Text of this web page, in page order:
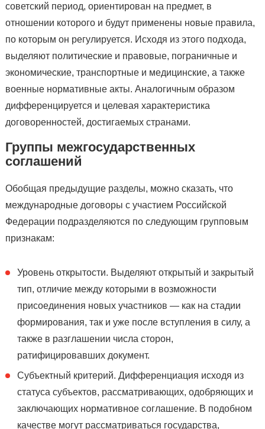
советский период, ориентирован на предмет, в
отношении которого и будут применены новые правила,
по которым он регулируется. Исходя из этого подхода,
выделяют политические и правовые, пограничные и
экономические, транспортные и медицинские, а также
военные нормативные акты. Аналогичным образом
дифференцируется и целевая характеристика
договоренностей, достигаемых странами.
Группы межгосударственных
соглашений
Обобщая предыдущие разделы, можно сказать, что
международные договоры с участием Российской
Федерации подразделяются по следующим групповым
признакам:
Уровень открытости. Выделяют открытый и закрытый
тип, отличие между которыми в возможности
присоединения новых участников — как на стадии
формирования, так и уже после вступления в силу, а
также в разглашении числа сторон,
ратифицировавших документ.
Субъектный критерий. Дифференциация исходя из
статуса субъектов, рассматривающих, одобряющих и
заключающих нормативное соглашение. В подобном
качестве могут рассматриваться государства,